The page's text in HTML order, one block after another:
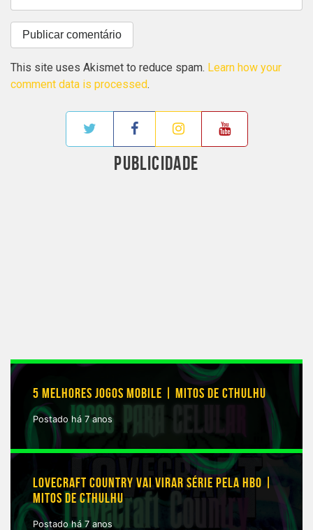
This site uses Akismet to reduce spam. Learn how your
comment data is processed.
PUBLICIDADE
5 MELHORES JOGOS MOBILE | MITOS DE CTHULHU
Postado há 7 anos
LOVECRAFT COUNTRY VAI VIRAR SÉRIE PELA HBO |
MITOS DE CTHULHU
Postado há 7 anos